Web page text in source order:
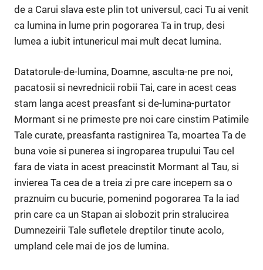
de a Carui slava este plin tot universul, caci Tu ai venit
ca lumina in lume prin pogorarea Ta in trup, desi
lumea a iubit intunericul mai mult decat lumina.
Datatorule-de-lumina, Doamne, asculta-ne pre noi,
pacatosii si nevrednicii robii Tai, care in acest ceas
stam langa acest preasfant si de-lumina-purtator
Mormant si ne primeste pre noi care cinstim Patimile
Tale curate, preasfanta rastignirea Ta, moartea Ta de
buna voie si punerea si ingroparea trupului Tau cel
fara de viata in acest preacinstit Mormant al Tau, si
invierea Ta cea de a treia zi pre care incepem sa o
praznuim cu bucurie, pomenind pogorarea Ta la iad
prin care ca un Stapan ai slobozit prin stralucirea
Dumnezeirii Tale sufletele dreptilor tinute acolo,
umpland cele mai de jos de lumina.